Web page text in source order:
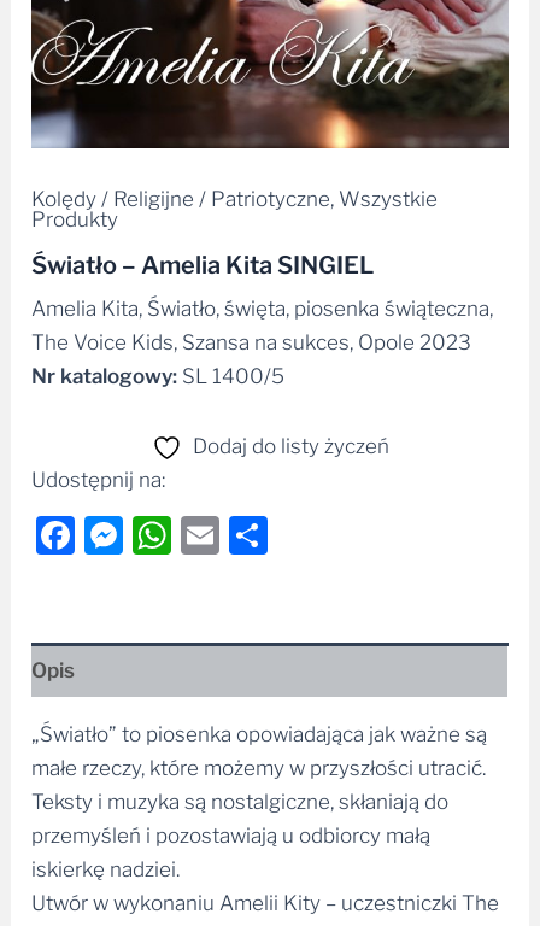
Kolędy / Religijne / Patriotyczne, Wszystkie
Produkty
Światło – Amelia Kita SINGIEL
Amelia Kita, Światło, święta, piosenka świąteczna,
The Voice Kids, Szansa na sukces, Opole 2023
Nr katalogowy: SL 1400/5
Dodaj do listy życzeń
Udostępnij na:
Facebook
Messenger
WhatsApp
Email
Opis
„Światło” to piosenka opowiadająca jak ważne są
małe rzeczy, które możemy w przyszłości utracić.
Teksty i muzyka są nostalgiczne, skłaniają do
przemyśleń i pozostawiają u odbiorcy małą
iskierkę nadziei.
Utwór w wykonaniu Amelii Kity – uczestniczki The